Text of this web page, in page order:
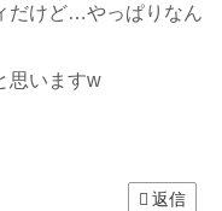
だけど…やっぱりなん
思いますw
返信